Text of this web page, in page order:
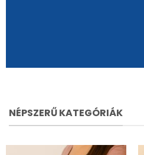
NÉPSZERŰ KATEGÓRIÁK